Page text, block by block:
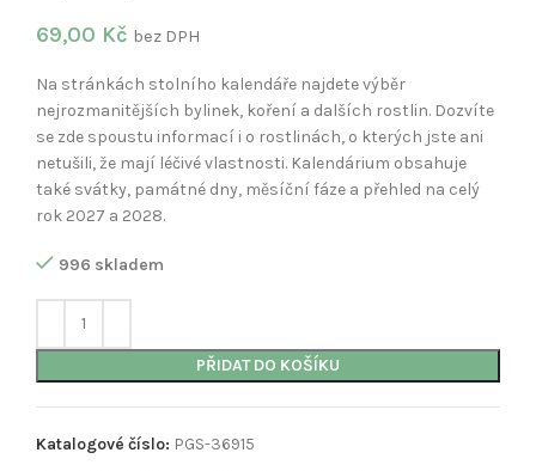
69,00 Kč bez DPH
Na stránkách stolního kalendáře najdete výběr
nejrozmanitějších bylinek, koření a dalších rostlin. Dozvíte
se zde spoustu informací i o rostlinách, o kterých jste ani
netušili, že mají léčivé vlastnosti. Kalendárium obsahuje
také svátky, památné dny, měsíční fáze a přehled na celý
rok 2027 a 2028.
996 skladem
PŘIDAT DO KOŠÍKU
Katalogové číslo: PGS-36915